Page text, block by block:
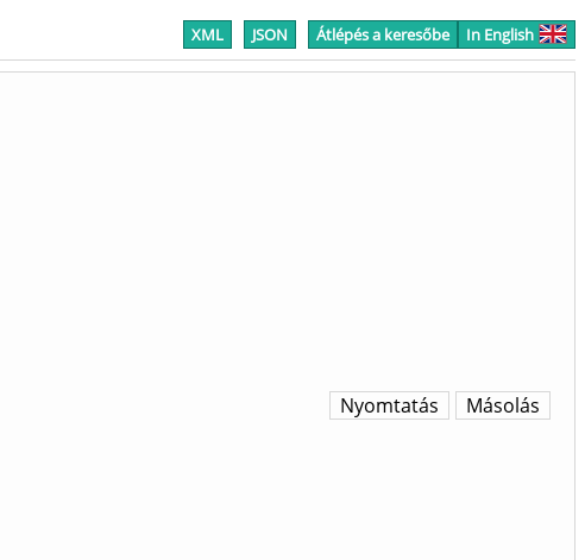
XML JSON Átlépés a keresőbe In English
Másolás
Nyomtatás